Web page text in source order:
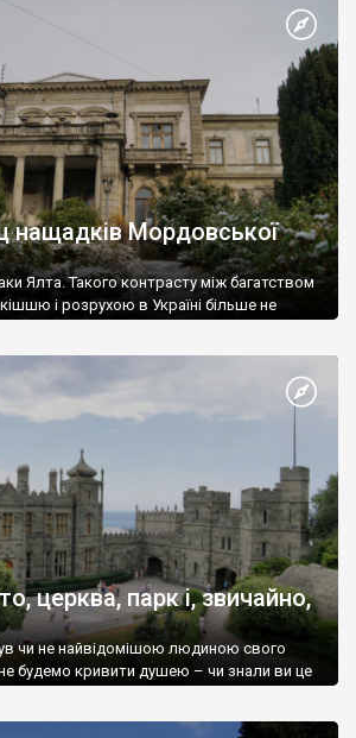
нащадків Мордовської
Ялта. Такого контрасту між багатством
і розрухою в Україні більше не
церква, парк і, звичайно,
чи не найвідомішою людиною свого
будемо кривити душею – чи знали ви це